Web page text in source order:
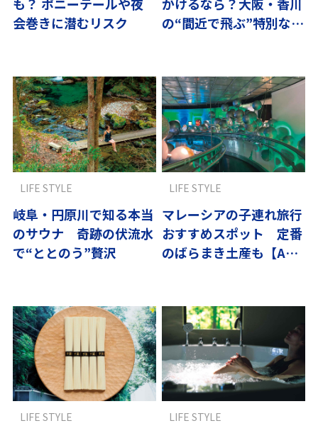
会巻きに潜むリスク
の“間近で飛ぶ”特別な体
岐阜・円原川で知る本当
のサウナ 奇跡の伏流水
で“ととのう”贅沢
LIFE STYLE
マレーシアの子連れ旅行
おすすめスポット 定番
のばらまき土産も【ANA
LIFE STYLE
LIFE STYLE LIFE STYLE